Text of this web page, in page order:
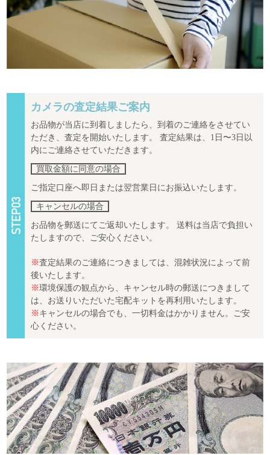
カメラの査定結果ご案内
お品物が当店に到着しましたら、到着のご連絡をさせてい
ただき、査定を開始いたします。 査定結果は、1日〜3日以
内にご連絡させていただきます。
買取金額に同意の場合
ご指定口座へ即日または翌営業日にお振込いたします。
キャンセルの場合
お品物を郵送にてご返却いたします。 送料は当店で負担い
たしますので、ご安心ください。
※査定結果のご連絡につきましては、混雑状況によって前
後いたします。
※環境保護の観点から、キャンセル時の郵送につきまして
は、お送りいただいた宅配キットを再利用いたします。
※キャンセルの場合でも、一切料金はかかりません。ご安
心ください。